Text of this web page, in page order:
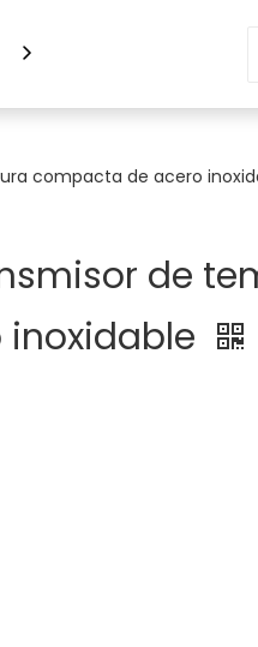
compacta de acero
de